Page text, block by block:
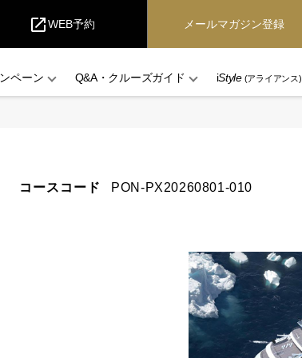
open_in_newWEB予約 メールマガジン登録
ペーン Q&A・クルーズガイド iStyle(アライアンス)
コースコード PON-PX20260801-010